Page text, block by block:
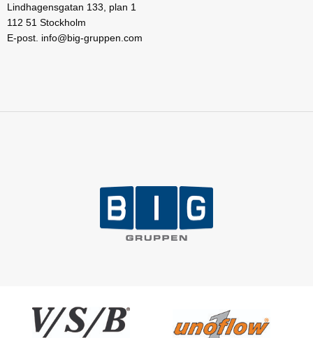
Lindhagensgatan 133, plan 1
112 51 Stockholm
E-post. info@big-gruppen.com